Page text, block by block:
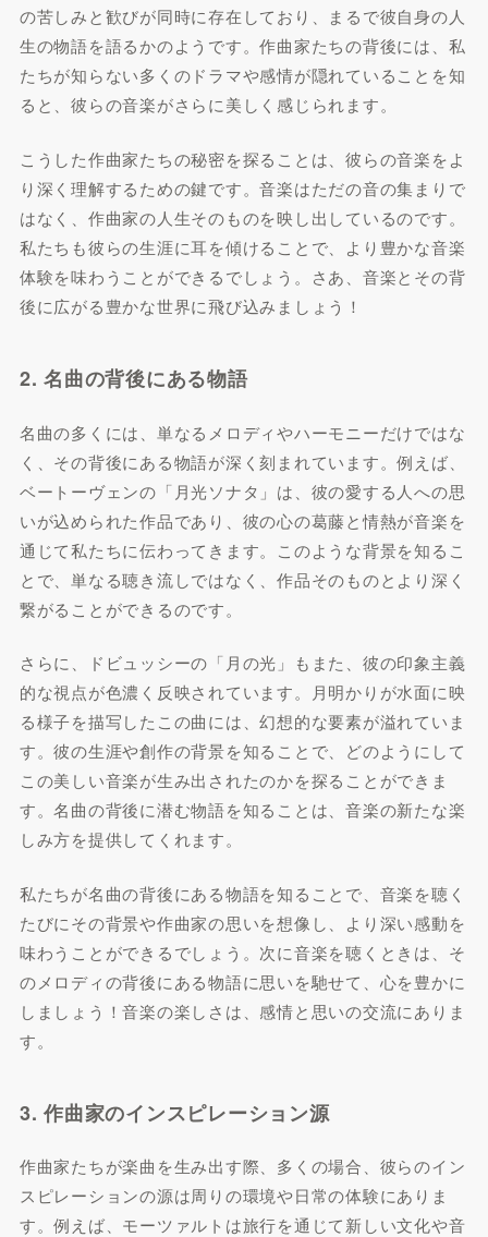
の苦しみと歓びが同時に存在しており、まるで彼自身の人
生の物語を語るかのようです。作曲家たちの背後には、私
たちが知らない多くのドラマや感情が隠れていることを知
ると、彼らの音楽がさらに美しく感じられます。
こうした作曲家たちの秘密を探ることは、彼らの音楽をよ
り深く理解するための鍵です。音楽はただの音の集まりで
はなく、作曲家の人生そのものを映し出しているのです。
私たちも彼らの生涯に耳を傾けることで、より豊かな音楽
体験を味わうことができるでしょう。さあ、音楽とその背
後に広がる豊かな世界に飛び込みましょう！
2. 名曲の背後にある物語
名曲の多くには、単なるメロディやハーモニーだけではな
く、その背後にある物語が深く刻まれています。例えば、
ベートーヴェンの「月光ソナタ」は、彼の愛する人への思
いが込められた作品であり、彼の心の葛藤と情熱が音楽を
通じて私たちに伝わってきます。このような背景を知るこ
とで、単なる聴き流しではなく、作品そのものとより深く
繋がることができるのです。
さらに、ドビュッシーの「月の光」もまた、彼の印象主義
的な視点が色濃く反映されています。月明かりが水面に映
る様子を描写したこの曲には、幻想的な要素が溢れていま
す。彼の生涯や創作の背景を知ることで、どのようにして
この美しい音楽が生み出されたのかを探ることができま
す。名曲の背後に潜む物語を知ることは、音楽の新たな楽
しみ方を提供してくれます。
私たちが名曲の背後にある物語を知ることで、音楽を聴く
たびにその背景や作曲家の思いを想像し、より深い感動を
味わうことができるでしょう。次に音楽を聴くときは、そ
のメロディの背後にある物語に思いを馳せて、心を豊かに
しましょう！音楽の楽しさは、感情と思いの交流にありま
す。
3. 作曲家のインスピレーション源
作曲家たちが楽曲を生み出す際、多くの場合、彼らのイン
スピレーションの源は周りの環境や日常の体験にありま
す。例えば、モーツァルトは旅行を通じて新しい文化や音